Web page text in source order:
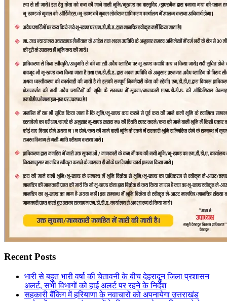
Recent Posts
भारी से बहुत भारी वर्षा की चेतावनी के बीच देहरादून जिला प्रशासन
अलर्ट, सभी विभागों को हाई अलर्ट पर रहने के निर्देश
सहकारी बैंकिंग में हरियाणा के नवाचारों को अपनायेगा उत्तराखंड